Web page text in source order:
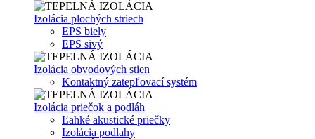
Izolácia plochých striech
EPS biely
EPS sivý
Izolácia obvodových stien
Kontaktný zatepľovací systém
Izolácia priečok a podláh
Ľahké akustické priečky
Izolácia podlahy